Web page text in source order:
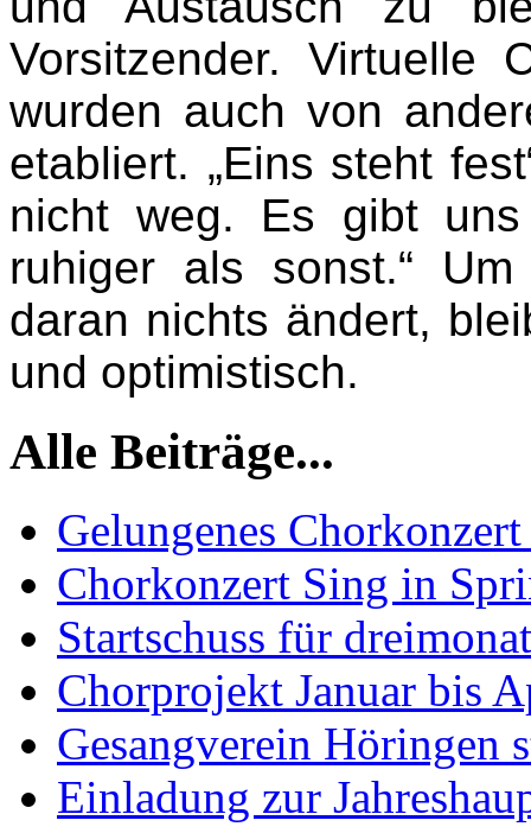
Vorsitzender. Virtuelle
wurden auch von
etabliert. „Eins steht
nicht weg. Es gibt
ruhiger als sonst.“
daran nichts ändert,
und optimistisch.
Alle Beiträge...
Gelungenes
Chorkonzert Sing in
Startschuss für
Chorprojekt Januar bis
Gesangverein Höringen
Einladung zur